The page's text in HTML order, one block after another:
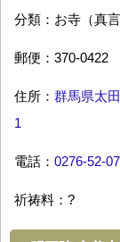
分類：お寺（真言
郵便：370-0422
住所： 群馬県太
1
電話： 0276-52-
祈祷料：?